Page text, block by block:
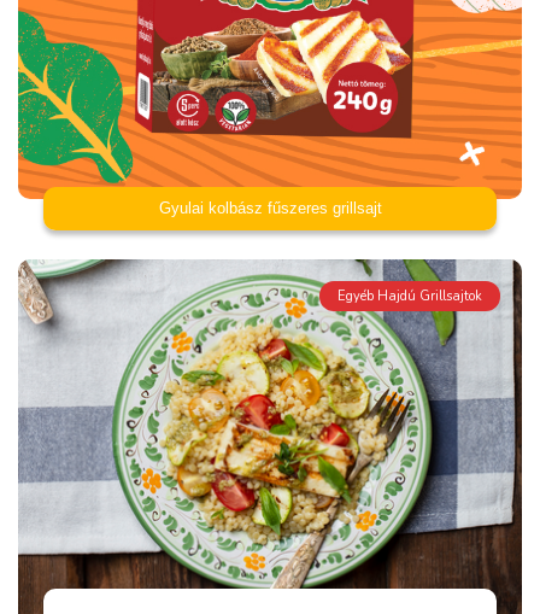
Gyulai kolbász fűszeres grillsajt
Egyéb Hajdú Grillsajtok